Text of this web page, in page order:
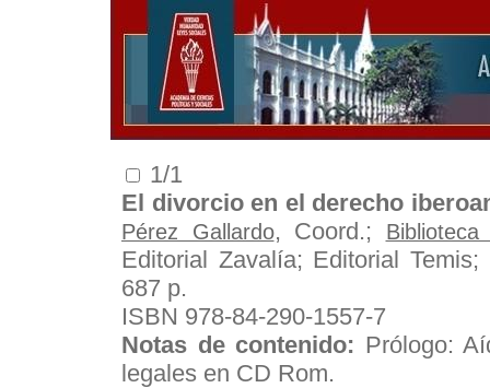
1/1
El divorcio en el derecho
Pérez Gallardo, Coord.;
Editorial Zavalía; Editorial
687 p.
ISBN 978-84-290-1557-7
Notas de contenido: Prólogo:
legales en CD Rom.